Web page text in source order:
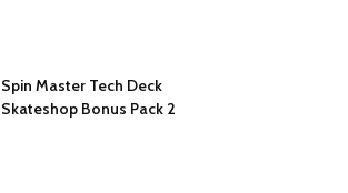
Spin Master Tech Deck
Skateshop Bonus Pack 2